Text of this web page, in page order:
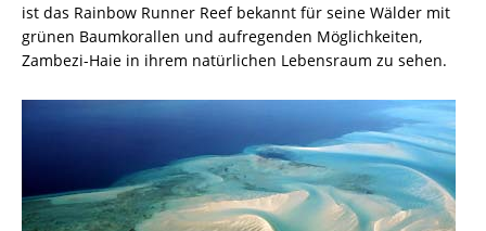
ist das Rainbow Runner Reef bekannt für seine Wälder mit
grünen Baumkorallen und aufregenden Möglichkeiten,
Zambezi-Haie in ihrem natürlichen Lebensraum zu sehen.